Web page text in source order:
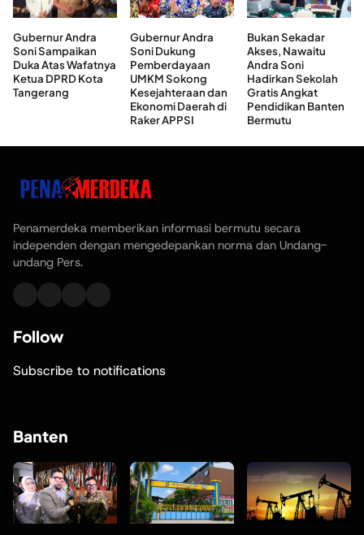
Gubernur Andra
Soni Sampaikan
Duka Atas Wafatnya
Ketua DPRD Kota
Tangerang
Gubernur Andra
Soni Dukung
Pemberdayaan
UMKM Sokong
Kesejahteraan dan
Ekonomi Daerah di
Raker APPSI
Bukan Sekadar
Akses, Nawaitu
Andra Soni
Hadirkan Sekolah
Gratis Angkat
Pendidikan Banten
Bermutu
Penamerdeka memberikan informasi bermutu secara
independen dengan mengedepankan norma dan Undang-
undang Pers.
Follow
Subscribe to notifications
Banten